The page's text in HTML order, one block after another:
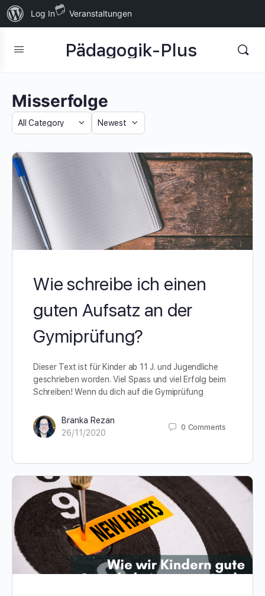
Über
WordPress
Log In Veranstaltungen
Pädagogik-Plus
Misserfolge
Category
Sort
Wie schreibe ich einen
guten Aufsatz an der
Gymiprüfung?
Dieser Text ist für Kinder ab 11 J. und Jugendliche
geschrieben worden. Viel Spass und viel Erfolg beim
Schreiben! Wenn du dich auf die Gymiprüfung
Branka Rezan
26/11/2020
0 Comments